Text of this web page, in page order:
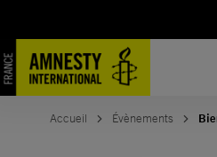
Accueil Évènements